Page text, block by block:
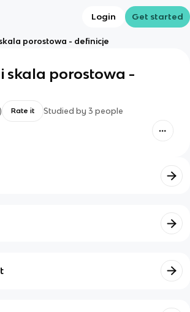
Login Get started
porostowa - definicje
i skala porostowa -
) Rate it Studied by 3 people